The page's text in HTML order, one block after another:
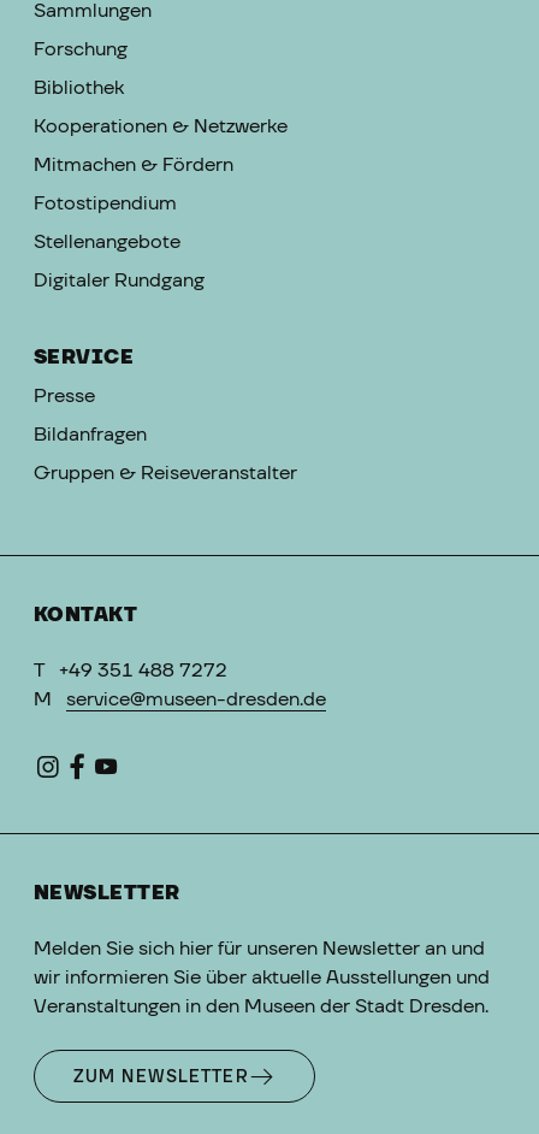
Sammlungen
Forschung
Bibliothek
Kooperationen & Netzwerke
Mitmachen & Fördern
Fotostipendium
Stellenangebote
Digitaler Rundgang
SERVICE
Presse
Bildanfragen
Gruppen & Reiseveranstalter
KONTAKT
T
+49 351 488 7272
M
service@museen-dresden.de
NEWSLETTER
Melden Sie sich hier für unseren Newsletter an und
wir informieren Sie über aktuelle Ausstellungen und
Veranstaltungen in den Museen der Stadt Dresden.
ZUM NEWSLETTER